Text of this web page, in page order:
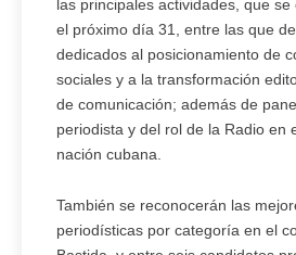
las principales actividades, que
el próximo día 31, entre las que
dedicados al posicionamiento de
sociales y a la transformación
de comunicación; además de
periodista y del rol de la Radio en
nación cubana.
También se reconocerán las
periodísticas por categoría en el